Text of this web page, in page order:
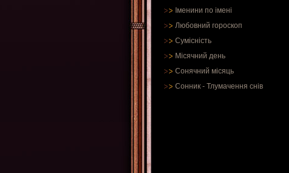
Іменини по імені
Любовний гороскоп
Сумісність
Місячний день
Сонячний місяць
Сонник - Тлумачення снів